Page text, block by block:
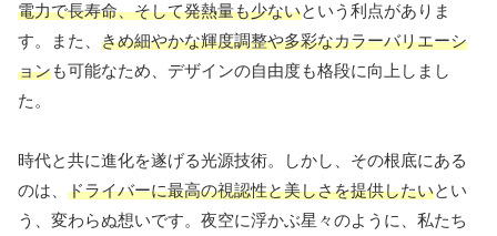
電力で長寿命、そして発熱量も少ないという利点がありま
す。また、 きめ細やかな輝度調整や多彩なカラーバリエーシ
ョンも可能なため、デザインの自由度も格段に向上しまし
た。
時代と共に進化を遂げる光源技術。しかし、その根底にある
のは、 ドライバーに最高の視認性と美しさを提供したいとい
う、変わらぬ想いです。夜空に浮かぶ星々のように、私たち